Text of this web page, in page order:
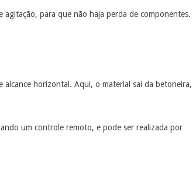
para que não haja perda de componentes.
alcance horizontal. Aqui, o material sai da betoneira,
um controle remoto, e pode ser realizada por